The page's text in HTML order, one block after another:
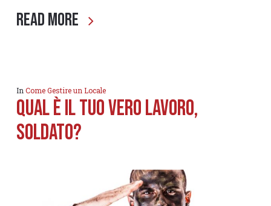
Read More
In Come Gestire un Locale
Qual è il tuo VERO Lavoro,
Soldato?